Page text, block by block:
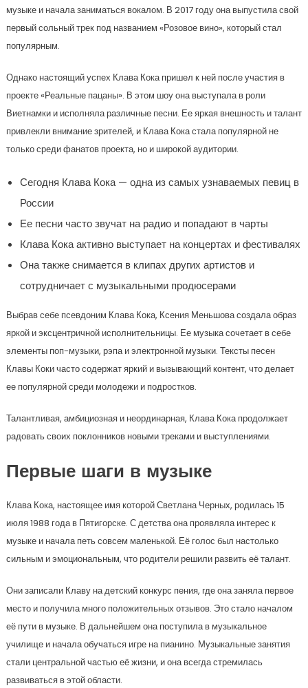
музыке и начала заниматься вокалом. В 2017 году она выпустила свой
первый сольный трек под названием «Розовое вино», который стал
популярным.
Однако настоящий успех Клава Кока пришел к ней после участия в
проекте «Реальные пацаны». В этом шоу она выступала в роли
Виетнамки и исполняла различные песни. Ее яркая внешность и талант
привлекли внимание зрителей, и Клава Кока стала популярной не
только среди фанатов проекта, но и широкой аудитории.
Сегодня Клава Кока — одна из самых узнаваемых певиц в
России
Ее песни часто звучат на радио и попадают в чарты
Клава Кока активно выступает на концертах и фестивалях
Она также снимается в клипах других артистов и
сотрудничает с музыкальными продюсерами
Выбрав себе псевдоним Клава Кока, Ксения Меньшова создала образ
яркой и эксцентричной исполнительницы. Ее музыка сочетает в себе
элементы поп-музыки, рэпа и электронной музыки. Тексты песен
Клавы Коки часто содержат яркий и вызывающий контент, что делает
ее популярной среди молодежи и подростков.
Талантливая, амбициозная и неординарная, Клава Кока продолжает
радовать своих поклонников новыми треками и выступлениями.
Первые шаги в музыке
Клава Кока, настоящее имя которой Светлана Черных, родилась 15
июля 1988 года в Пятигорске. С детства она проявляла интерес к
музыке и начала петь совсем маленькой. Её голос был настолько
сильным и эмоциональным, что родители решили развить её талант.
Они записали Клаву на детский конкурс пения, где она заняла первое
место и получила много положительных отзывов. Это стало началом
её пути в музыке. В дальнейшем она поступила в музыкальное
училище и начала обучаться игре на пианино. Музыкальные занятия
стали центральной частью её жизни, и она всегда стремилась
развиваться в этой области.